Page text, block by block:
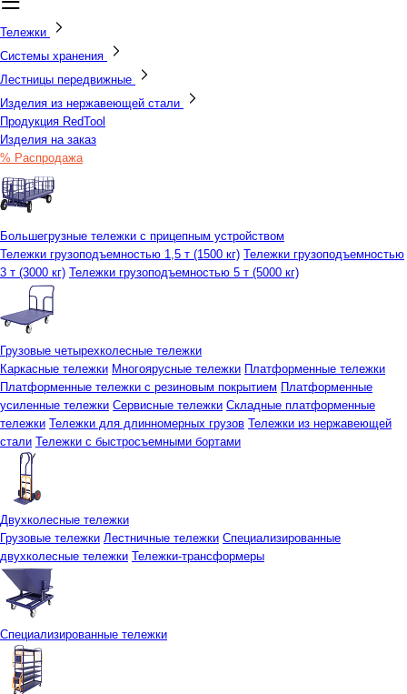
Тележки
Системы хранения
Лестницы передвижные
Изделия из нержавеющей стали
Продукция RedTool
Изделия на заказ
% Распродажа
Большегрузные тележки с прицепным устройством
Тележки грузоподъемностью 1,5 т (1500 кг) Тележки грузоподъемностью
3 т (3000 кг) Тележки грузоподъемностью 5 т (5000 кг)
Грузовые четырехколесные тележки
Каркасные тележки Многоярусные тележки Платформенные тележки
Платформенные тележки с резиновым покрытием Платформенные
усиленные тележки Сервисные тележки Складные платформенные
тележки Тележки для длинномерных грузов Тележки из нержавеющей
стали Тележки с быстросъемными бортами
Двухколесные тележки
Грузовые тележки Лестничные тележки Специализированные
двухколесные тележки Тележки-трансформеры
Специализированные тележки